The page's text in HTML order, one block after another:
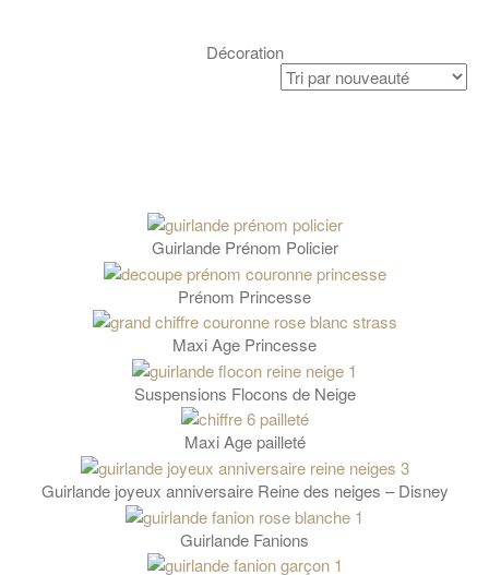
Décoration
Guirlande Prénom Policier
Prénom Princesse
Maxi Age Princesse
Suspensions Flocons de Neige
Maxi Age pailleté
Guirlande joyeux anniversaire Reine des neiges – Disney
Guirlande Fanions